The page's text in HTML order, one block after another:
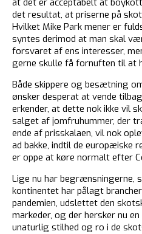
det resultat, at priserne på
Hvilket Mike Park mener er
syntes derimod at man skal
forsvaret af ens interesser,
gerne skulle få fornuften til at
Både skippere og besætning
ønsker desperat at vende
erkender, at dette nok ikke vil
salget af jomfruhummer, der
ende af prisskalaen, vil nok
ad bakke, indtil de europæiske
er oppe at køre normalt efter
Lige nu har begrænsningerne,
kontinentet har pålagt
pandemien, udslettet den
markeder, og der hersker nu
unaturlig stilhed og ro i de